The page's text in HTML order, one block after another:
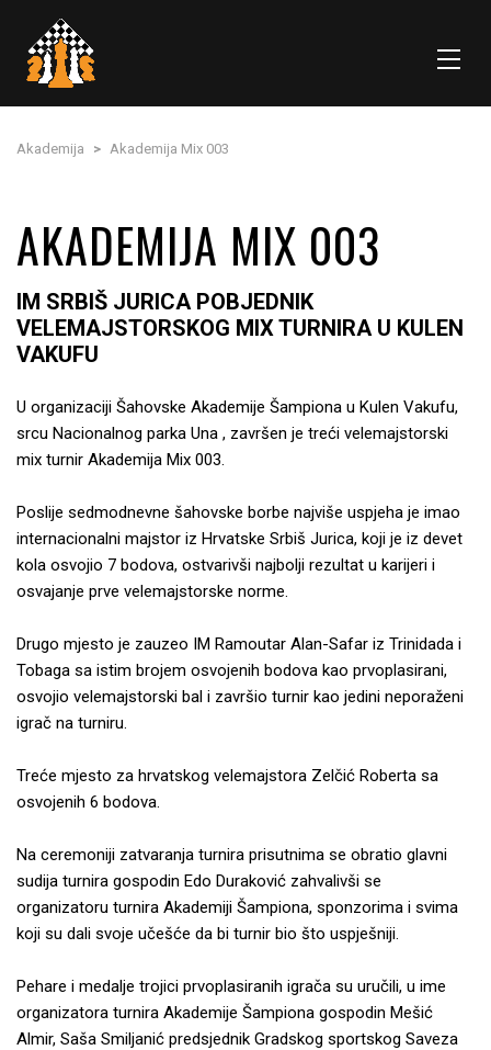
Akademija > Akademija Mix 003
AKADEMIJA MIX 003
IM SRBIŠ JURICA POBJEDNIK
VELEMAJSTORSKOG MIX TURNIRA U KULEN
VAKUFU
U organizaciji Šahovske Akademije Šampiona u Kulen Vakufu,
srcu Nacionalnog parka Una , završen je treći velemajstorski
mix turnir Akademija Mix 003.
Poslije sedmodnevne šahovske borbe najviše uspjeha je imao
internacionalni majstor iz Hrvatske Srbiš Jurica, koji je iz devet
kola osvojio 7 bodova, ostvarivši najbolji rezultat u karijeri i
osvajanje prve velemajstorske norme.
Drugo mjesto je zauzeo IM Ramoutar Alan-Safar iz Trinidada i
Tobaga sa istim brojem osvojenih bodova kao prvoplasirani,
osvojio velemajstorski bal i završio turnir kao jedini neporaženi
igrač na turniru.
Treće mjesto za hrvatskog velemajstora Zelčić Roberta sa
osvojenih 6 bodova.
Na ceremoniji zatvaranja turnira prisutnima se obratio glavni
sudija turnira gospodin Edo Duraković zahvalivši se
organizatoru turnira Akademiji Šampiona, sponzorima i svima
koji su dali svoje učešće da bi turnir bio što uspješniji.
Pehare i medalje trojici prvoplasiranih igrača su uručili, u ime
organizatora turnira Akademije Šampiona gospodin Mešić
Almir, Saša Smiljanić predsjednik Gradskog sportskog Saveza